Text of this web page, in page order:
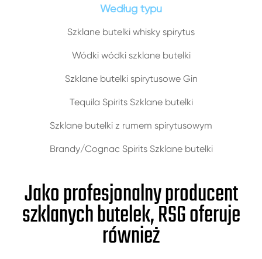
Według typu
Szklane butelki whisky spirytus
Wódki wódki szklane butelki
Szklane butelki spirytusowe Gin
Tequila Spirits Szklane butelki
Szklane butelki z rumem spirytusowym
Brandy/Cognac Spirits Szklane butelki
Jako profesjonalny producent
szklanych butelek, RSG oferuje
również